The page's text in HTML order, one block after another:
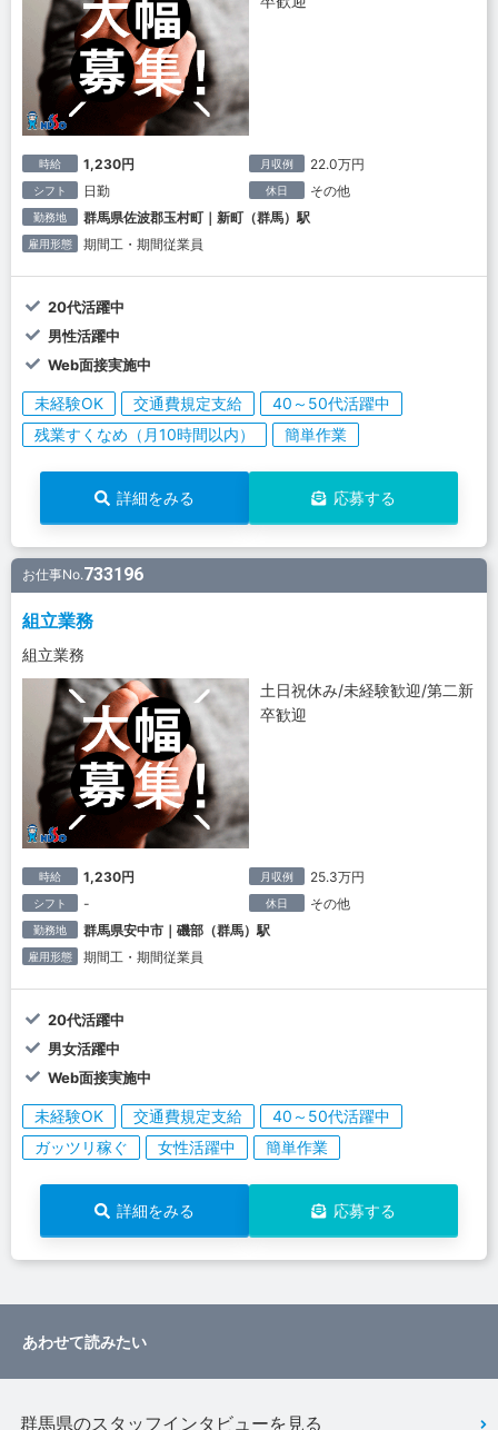
時給 1,230円 月収例 22.0万円
シフト 日勤 休日 その他
勤務地 群馬県佐波郡玉村町｜新町（群馬）駅
雇用形態 期間工・期間従業員
20代活躍中
男性活躍中
Web面接実施中
未経験OK 交通費規定支給
40～50代活躍中
残業すくなめ（月10時間以内）
簡単作業
詳細をみる 応募する
お仕事No.733196
組立業務
組立業務
土日祝休み/未経験歓迎/第二新
卒歓迎
時給 1,230円 月収例 25.3万円
シフト - 休日 その他
勤務地 群馬県安中市｜磯部（群馬）駅
雇用形態 期間工・期間従業員
20代活躍中
男女活躍中
Web面接実施中
未経験OK 交通費規定支給
40～50代活躍中
ガッツリ稼ぐ
女性活躍中 簡単作業
詳細をみる 応募する
あわせて読みたい
群馬県のスタッフインタビューを見る